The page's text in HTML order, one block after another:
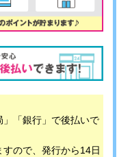
「銀行」で後払いで
ので、発行から14日